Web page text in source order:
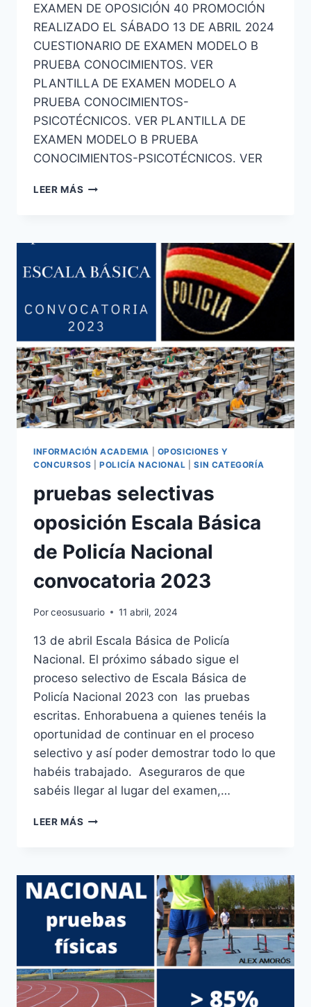
EXAMEN DE OPOSICIÓN 40 PROMOCIÓN
REALIZADO EL SÁBADO 13 DE ABRIL 2024
CUESTIONARIO DE EXAMEN MODELO B
PRUEBA CONOCIMIENTOS. VER
PLANTILLA DE EXAMEN MODELO A
PRUEBA CONOCIMIENTOS-
PSICOTÉCNICOS. VER PLANTILLA DE
EXAMEN MODELO B PRUEBA
CONOCIMIENTOS-PSICOTÉCNICOS. VER
LEER MÁS ESCALA
2ª
CONVOCATORIA
INFORMACIÓN ACADEMIA
OPOSICIONES Y
CONCURSOS |POLICÍA NACIONAL |SIN CATEGORÍA
pruebas selectivas
oposición Escala Básica
de Policía Nacional
convocatoria 2023
Porceosusuario 11 abril, 2024
13 de abril Escala Básica de Policía
Nacional. El próximo sábado sigue el
proceso selectivo de Escala Básica de
Policía Nacional 2023 con las pruebas
escritas. Enhorabuena a quienes tenéis la
oportunidad de continuar en el proceso
selectivo y así poder demostrar todo lo que
habéis trabajado. Aseguraros de que
sabéis llegar al lugar del examen,…
LEER MÁS PRUEBAS
BÁSICA
DE
NACIONAL
CONVOCATORIA
2023